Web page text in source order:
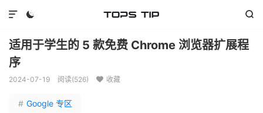
 

适用于学生的 5 款免费 Chrome 浏览器扩展程
序
2024-07-19 阅读(526)  收藏
# Google 专区